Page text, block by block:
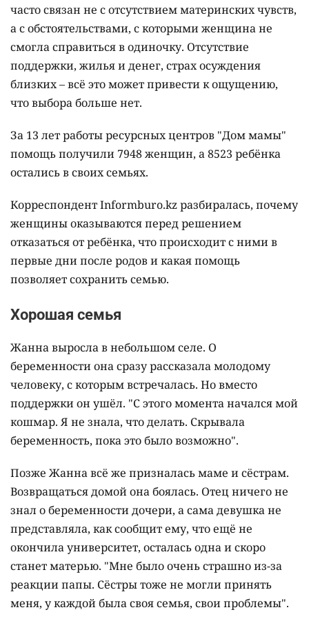
часто связан не с отсутствием материнских чувств,
а с обстоятельствами, с которыми женщина не
смогла справиться в одиночку. Отсутствие
поддержки, жилья и денег, страх осуждения
близких – всё это может привести к ощущению,
что выбора больше нет.
За 13 лет работы ресурсных центров "Дом мамы"
помощь получили 7948 женщин, а 8523 ребёнка
остались в своих семьях.
Корреспондент Informburo.kz разбиралась, почему
женщины оказываются перед решением
отказаться от ребёнка, что происходит с ними в
первые дни после родов и какая помощь
позволяет сохранить семью.
Хорошая семья
Жанна выросла в небольшом селе. О
беременности она сразу рассказала молодому
человеку, с которым встречалась. Но вместо
поддержки он ушёл. "С этого момента начался мой
кошмар. Я не знала, что делать. Скрывала
беременность, пока это было возможно".
Позже Жанна всё же призналась маме и сёстрам.
Возвращаться домой она боялась. Отец ничего не
знал о беременности дочери, а сама девушка не
представляла, как сообщит ему, что ещё не
окончила университет, осталась одна и скоро
станет матерью. "Мне было очень страшно из-за
реакции папы. Сёстры тоже не могли принять
меня, у каждой была своя семья, свои проблемы".